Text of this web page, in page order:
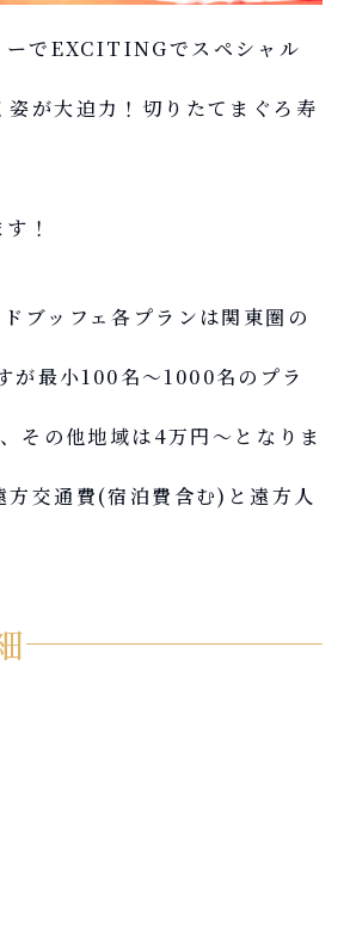
ーでEXCITINGでスペシャル
が大迫力！切りたてまぐろ寿
！
ブッフェ各プランは関東圏の
最小100名～1000名のプラ
その他地域は4万円～となりま
交通費(宿泊費含む)と遠方人